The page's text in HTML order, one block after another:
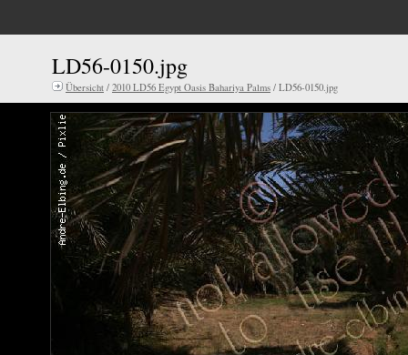
LD56-0150.jpg
Übersicht / 2010 LD56 Egypt Oasis Bahariya Palms / LD56-0150.jpg